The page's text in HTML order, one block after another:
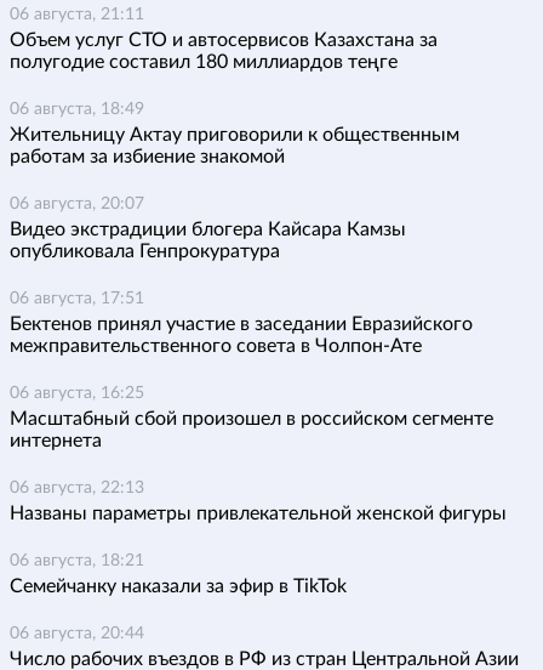
06 августа, 21:11
Объем услуг СТО и автосервисов Казахстана за
полугодие составил 180 миллиардов теңге
06 августа, 18:49
Жительницу Актау приговорили к общественным
работам за избиение знакомой
06 августа, 20:07
Видео экстрадиции блогера Кайсара Камзы
опубликовала Генпрокуратура
06 августа, 17:51
Бектенов принял участие в заседании Евразийского
межправительственного совета в Чолпон-Ате
06 августа, 16:25
Масштабный сбой произошел в российском сегменте
интернета
06 августа, 22:13
Названы параметры привлекательной женской фигуры
06 августа, 18:21
Семейчанку наказали за эфир в TikTok
06 августа, 20:44
Число рабочих въездов в РФ из стран Центральной Азии